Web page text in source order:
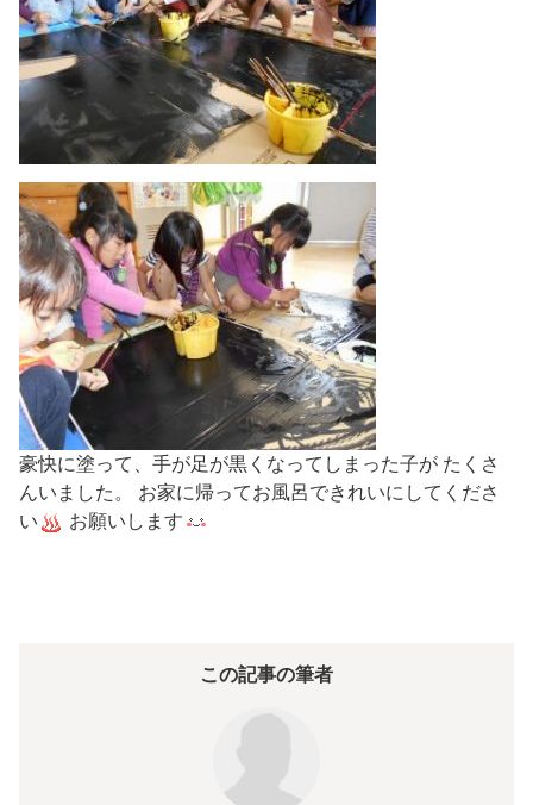
豪快に塗って、手が足が黒くなってしまった子が たくさ
んいました。 お家に帰ってお風呂できれいにしてくださ
い
お願いします
この記事の筆者